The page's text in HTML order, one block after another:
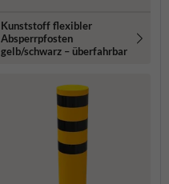
Kunststoff flexibler
Absperrpfosten
gelb/schwarz – überfahrbar